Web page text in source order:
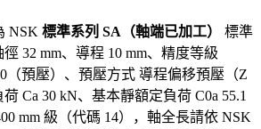
NSK 標準系列 SA（軸端已加工）
標準
32 mm、導程 10 mm、精度等級
（預壓）、預壓方式 導程偏移預壓（Z
Ca 30 kN、基本靜額定負荷 C0a 55.1
mm 級（代碼 14），軸全長請依 NSK